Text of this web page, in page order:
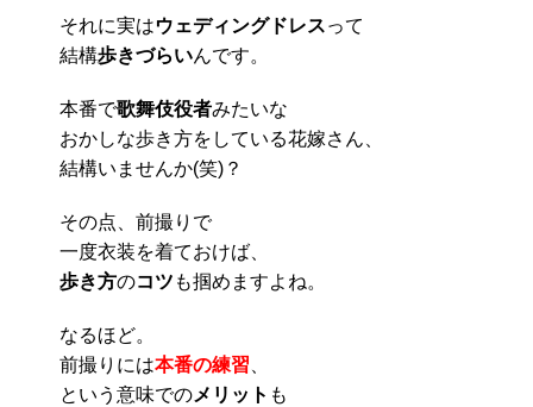
それに実はウェディングドレスって
結構歩きづらいんです。
本番で歌舞伎役者みたいな
おかしな歩き方をしている花嫁さん、
結構いませんか(笑)？
その点、前撮りで
一度衣装を着ておけば、
歩き方のコツ も掴めますよね。
なるほど。
前撮りには本番の練習
という意味でのメリット も